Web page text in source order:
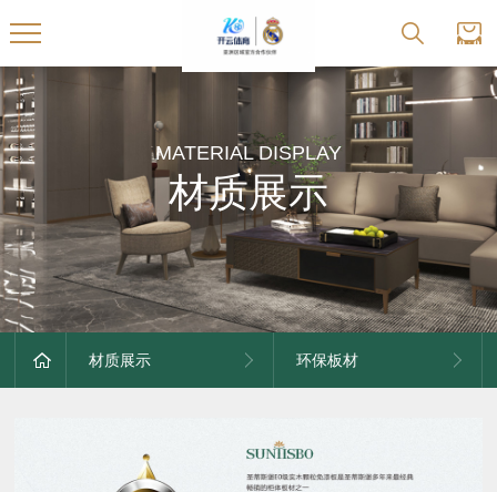
MATERIAL DISPLAY
材质展示
材质展示 环保板材